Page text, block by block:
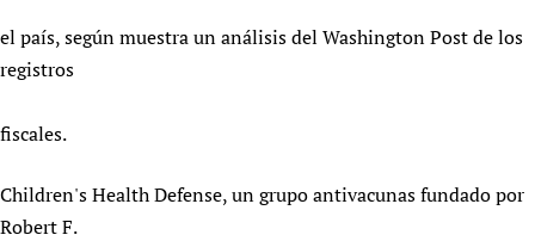
el país, según muestra un análisis del Washington Post de los
registros
fiscales.
Children's Health Defense, un grupo antivacunas fundado por
Robert F.